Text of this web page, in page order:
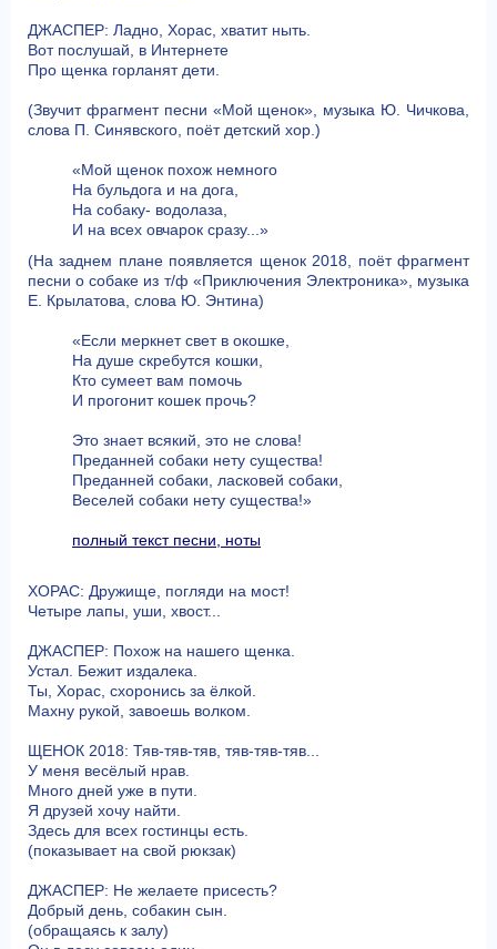
ДЖАСПЕР: Ладно, Хорас, хватит ныть.
Вот послушай, в Интернете
Про щенка горланят дети.
(Звучит фрагмент песни «Мой щенок», музыка Ю. Чичкова,
слова П. Синявского, поёт детский хор.)
«Мой щенок похож немного
На бульдога и на дога,
На собаку- водолаза,
И на всех овчарок сразу...»
(На заднем плане появляется щенок 2018, поёт фрагмент
песни о собаке из т/ф «Приключения Электроника», музыка
Е. Крылатова, слова Ю. Энтина)
«Если меркнет свет в окошке,
На душе скребутся кошки,
Кто сумеет вам помочь
И прогонит кошек прочь?
Это знает всякий, это не слова!
Преданней собаки нету существа!
Преданней собаки, ласковей собаки,
Веселей собаки нету существа!»
полный текст песни, ноты
ХОРАС: Дружище, погляди на мост!
Четыре лапы, уши, хвост...
ДЖАСПЕР: Похож на нашего щенка.
Устал. Бежит издалека.
Ты, Хорас, схоронись за ёлкой.
Махну рукой, завоешь волком.
ЩЕНОК 2018: Тяв-тяв-тяв, тяв-тяв-тяв...
У меня весёлый нрав.
Много дней уже в пути.
Я друзей хочу найти.
Здесь для всех гостинцы есть.
(показывает на свой рюкзак)
ДЖАСПЕР: Не желаете присесть?
Добрый день, собакин сын.
(обращаясь к залу)